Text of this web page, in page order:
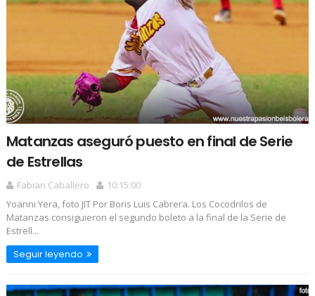
Matanzas aseguró puesto en final de Serie
de Estrellas
Fabian Caballero
10:15:00
Yoanni Yera, foto JIT Por Boris Luis Cabrera. Los Cocodrilos de
Matanzas consiguieron el segundo boleto a la final de la Serie de
Estrell...
Seguir leyendo